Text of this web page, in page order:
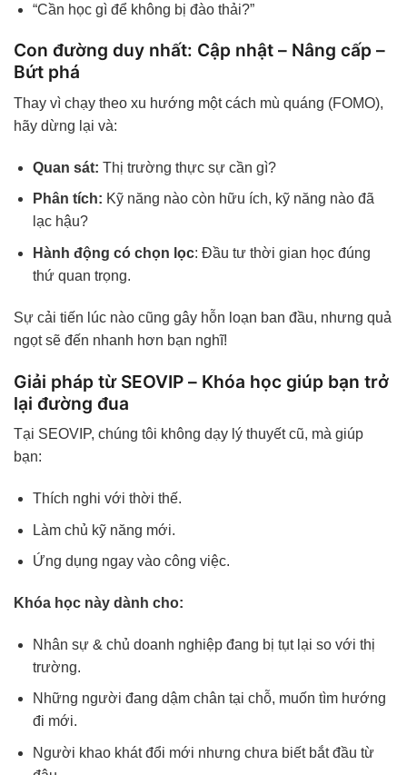
“Cần học gì để không bị đào thải?”
Con đường duy nhất: Cập nhật – Nâng cấp –
Bứt phá
Thay vì chạy theo xu hướng một cách mù quáng (FOMO),
hãy dừng lại và:
Quan sát: Thị trường thực sự cần gì?
Phân tích: Kỹ năng nào còn hữu ích, kỹ năng nào đã
lạc hậu?
Hành động có chọn lọc: Đầu tư thời gian học đúng
thứ quan trọng.
Sự cải tiến lúc nào cũng gây hỗn loạn ban đầu, nhưng quả
ngọt sẽ đến nhanh hơn bạn nghĩ!
Giải pháp từ SEOVIP – Khóa học giúp bạn trở
lại đường đua
Tại SEOVIP, chúng tôi không dạy lý thuyết cũ, mà giúp
bạn:
Thích nghi với thời thế.
Làm chủ kỹ năng mới.
Ứng dụng ngay vào công việc.
Khóa học này dành cho:
Nhân sự & chủ doanh nghiệp đang bị tụt lại so với thị
trường.
Những người đang dậm chân tại chỗ, muốn tìm hướng
đi mới.
Người khao khát đổi mới nhưng chưa biết bắt đầu từ